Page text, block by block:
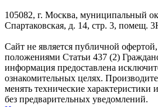
105082, г. Москва, муниципальный
Спартаковская, д. 14, стр. 3, помещ.
Сайт не является публичной
положениями Статьи 437 (2)
информация предоставлена
ознакомительных целях.
менять технические характеристики
без предварительных уведомлений.